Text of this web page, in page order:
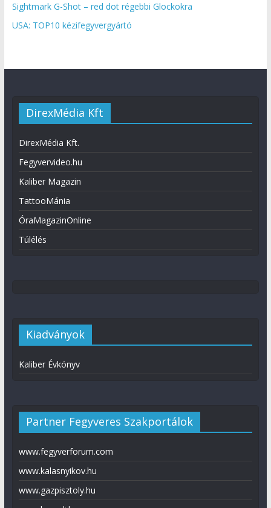
Sightmark G-Shot – red dot régebbi Glockokra
USA: TOP10 kézifegyvergyártó
DirexMédia Kft
DirexMédia Kft.
Fegyvervideo.hu
Kaliber Magazin
TattooMánia
ÓraMagazinOnline
Túlélés
Kiadványok
Kaliber Évkönyv
Partner Fegyveres Szakportálok
www.fegyverforum.com
www.kalasnyikov.hu
www.gazpisztoly.hu